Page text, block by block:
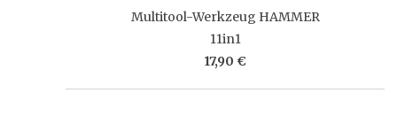
Multitool-Werkzeug HAMMER
11in1
17,90 €